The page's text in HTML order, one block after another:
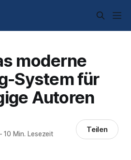
moderne
System für
Autoren
10 Min. Lesezeit Teilen